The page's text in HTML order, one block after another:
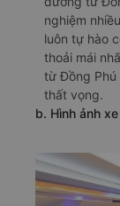
nghiệm
luôn tự hào
thoải mái
từ Đồng Phú
thất vọng.
b. Hình ảnh